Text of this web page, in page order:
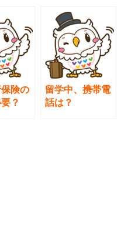
険の
？
留学中、携帯電
話は？